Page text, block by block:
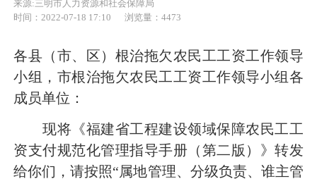
来源:三明市人力资源和社会保障局
时间：2022-07-18 17:10
浏览量：4473
各县（市、区）根治拖欠农民工工资工作领导
小组，市根治拖欠农民工工资工作领导小组各
成员单位：
现将《福建省工程建设领域保障农民工工
资支付规范化管理指导手册（第二版）》转发
给你们，请按照“属地管理、分级负责、谁主管